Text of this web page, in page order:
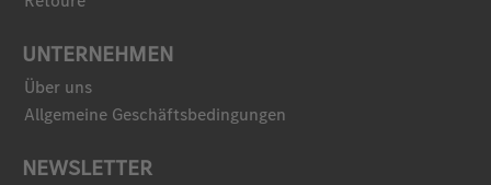
UNTERNEHMEN
Über uns
Allgemeine Geschäftsbedingungen
NEWSLETTER